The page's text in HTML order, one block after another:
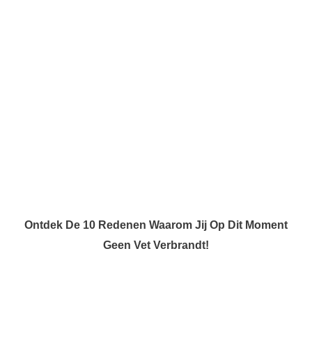
Ontdek De 10 Redenen Waarom Jij Op Dit Moment
Geen Vet Verbrandt!